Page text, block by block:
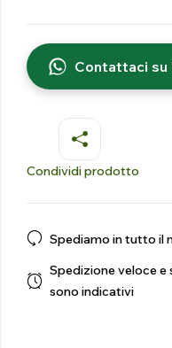
Contattaci su
Condividi prodotto
Spediamo in tutto il
Spedizione veloce e
sono indicativi